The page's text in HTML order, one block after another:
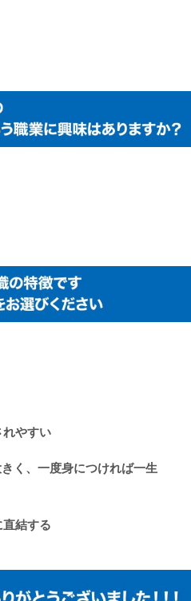
れやすい
く、一度身につければ一生
結する